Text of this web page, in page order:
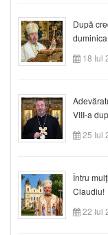
După
18 Iul
VIII-a
25 Iul
Întru
Claudiu!
22 Iul